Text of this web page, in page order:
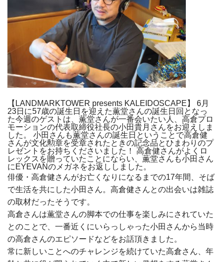
【LANDMARKTOWER presents KALEIDOSCAPE】 6月
23日に57歳の誕生日を迎えた薫堂さんの誕生日回となっ
た今週のゲストは、薫堂さんが一番会いたい人、高倉プロ
モーションの代表取締役社長の小田貴月さんをお迎えしま
した。 小田さんも薫堂さんの誕生日ということで高倉健
さんが文化勲章を受章されたときの記念品とひまわりのプ
レゼントをお持ちくださいました！ 高倉健さんがよくロ
レックスを贈っていたことにならい、薫堂さんも小田さん
にEYEVANのメガネをお返ししました。
俳優・高倉健さんがお亡くなりになるまでの17年間、そば
で生活を共にした小田さん。高倉健さんとの出会いは雑誌
の取材だったそうです。
高倉さんは薫堂さんの脚本での仕事を楽しみにされていた
とのことで、一番近くにいらっしゃった小田さんから当時
の高倉さんのエピソードなどをお話頂きました。
常に新しいことへのチャレンジを続けていた高倉さん、年